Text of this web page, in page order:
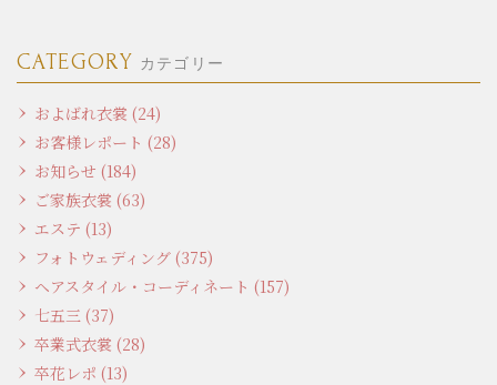
CATEGORY カテゴリー
およばれ衣裳 (24)
お客様レポート (28)
お知らせ (184)
ご家族衣裳 (63)
エステ (13)
フォトウェディング (375)
ヘアスタイル・コーディネート (157)
七五三 (37)
卒業式衣裳 (28)
卒花レポ (13)